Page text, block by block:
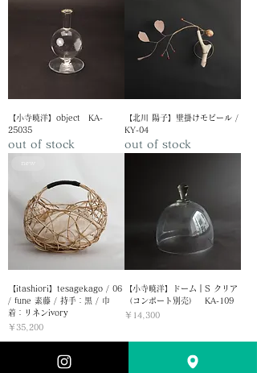
【小寺暁洋】object KA-
25035
out of stock
【北川 陽子】壁掛けモビール /
KY-04
out of stock
new
【itashiori】tesagekago / 06
/ fune 素藤 / 持手：黒 / 巾
着：リネンivory
価格
￥35,200
【小寺暁洋】ドーム｜S クリア
（コンポート別売） KA-109
価格
￥14,300